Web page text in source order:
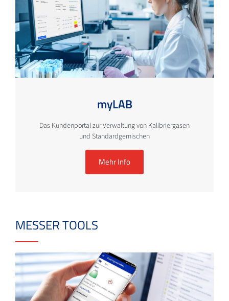
myLAB
Das Kundenportal zur Verwaltung von Kalibriergasen
und Standardgemischen
Mehr Info
MESSER TOOLS